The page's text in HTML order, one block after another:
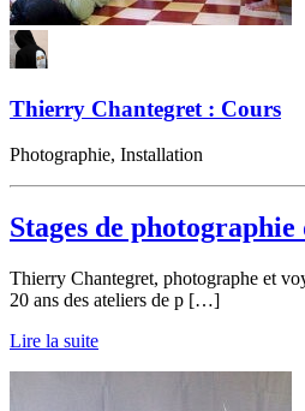
Thierry Chantegret : Cours
Photographie, Installation
Stages de
Thierry Chantegret, photographe et
20 ans des ateliers de p […]
Lire la suite